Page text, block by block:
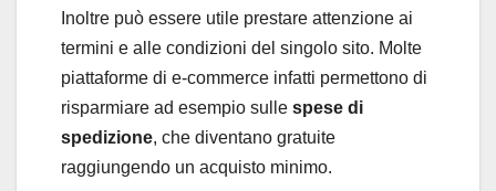
Inoltre può essere utile prestare attenzione ai
termini e alle condizioni del singolo sito. Molte
piattaforme di e-commerce infatti permettono di
risparmiare ad esempio sulle spese di
spedizione, che diventano gratuite
raggiungendo un acquisto minimo.